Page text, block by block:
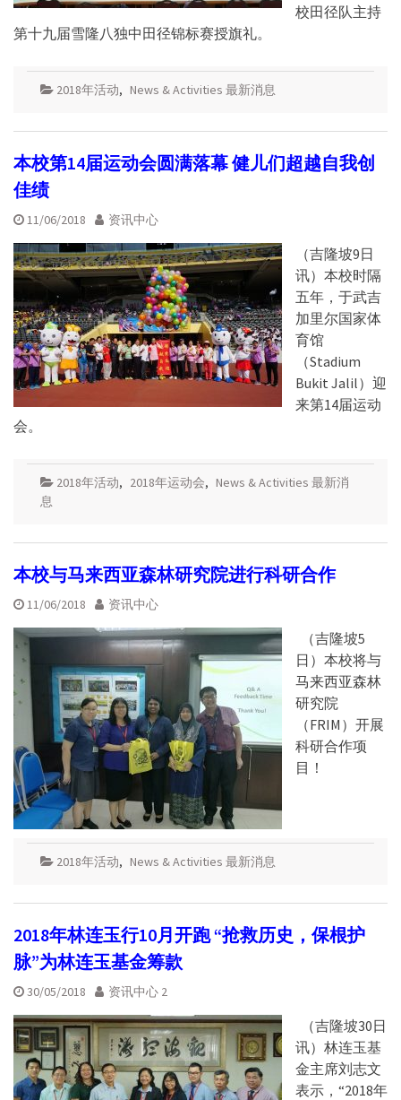
校田径队主持
第十九届雪隆八独中田径锦标赛授旗礼。
2018年活动, News & Activities 最新消息
本校第14届运动会圆满落幕 健儿们超越自我创
佳绩
11/06/2018 资讯中心
（吉隆坡9日
讯）本校时隔
五年，于武吉
加里尔国家体
育馆
（Stadium
Bukit Jalil）迎
来第14届运动
会。
2018年活动, 2018年运动会, News & Activities 最新消
息
本校与马来西亚森林研究院进行科研合作
11/06/2018 资讯中心
（吉隆坡5
日）本校将与
马来西亚森林
研究院
（FRIM）开展
科研合作项
目！
2018年活动, News & Activities 最新消息
2018年林连玉行10月开跑 “抢救历史，保根护
脉”为林连玉基金筹款
30/05/2018 资讯中心 2
（吉隆坡30日
讯）林连玉基
金主席刘志文
表示，“2018年